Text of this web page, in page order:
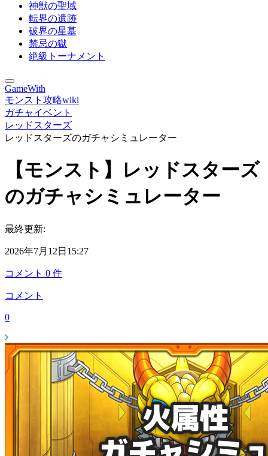
神獣の聖域
転界の遺跡
破界の星墓
禁忌の獄
絶級トーナメント
GameWith
モンスト攻略wiki
ガチャイベント
レッドスターズ
レッドスターズのガチャシミュレーター
【モンスト】レッドスターズ
のガチャシミュレーター
最終更新:
2026年7月12日15:27
コメント 0 件
コメント
0